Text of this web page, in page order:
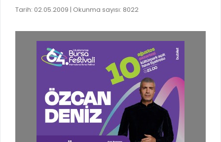
ENTEGRE YÖNETIM SISTEMI
KALITE BELGELERIMIZ
KVKK AYDINLATMA METNI
YÖNETMELIKLER / YÖNERGELER
KAMU HİZMET STANDARTLARI (KAHİS)
HAL FİYATLARI
KURUMLAR
RUHSATLI HAFRİYAT ALANLARI
ŞİKAYET TAKİBİ (KURUMLAR)
MÜHENDİS, MİMAR VE SÜRVEYAN KAYITLARI (İLÇE
MÜHENDİS, MİMAR VE SÜRVEYAN KAYITLARI
VEFAT KAYDI GİRİŞİ (İLÇE BELEDİYELER)
Tarih: 02.05.2009 | Okunma sayısı: 8022